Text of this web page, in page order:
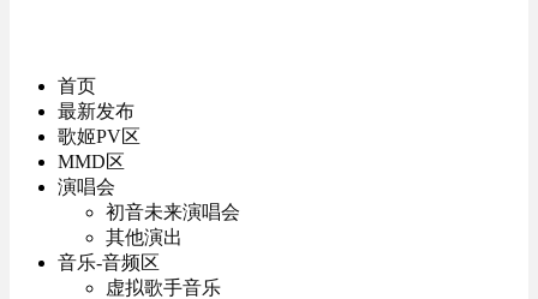
首页
最新发布
歌姬PV区
MMD区
演唱会
初音未来演唱会
其他演出
音乐-音频区
虚拟歌手音乐